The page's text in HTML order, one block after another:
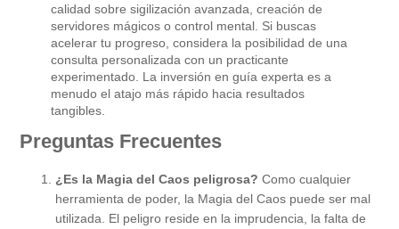
calidad sobre sigilización avanzada, creación de
servidores mágicos o control mental. Si buscas
acelerar tu progreso, considera la posibilidad de una
consulta personalizada con un practicante
experimentado. La inversión en guía experta es a
menudo el atajo más rápido hacia resultados
tangibles.
Preguntas Frecuentes
¿Es la Magia del Caos peligrosa? Como cualquier
herramienta de poder, la Magia del Caos puede ser mal
utilizada. El peligro reside en la imprudencia, la falta de